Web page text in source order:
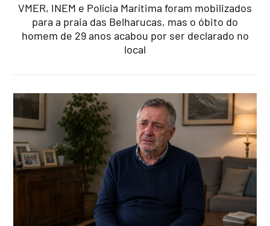
VMER, INEM e Polícia Marítima foram mobilizados
para a praia das Belharucas, mas o óbito do
homem de 29 anos acabou por ser declarado no
local